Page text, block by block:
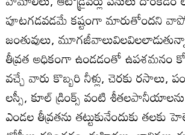
పూటగడవడమే కష్టంగా మారుతోందని
జంతువులు,
తీవ్రత అధికంగా ఉండడంతో ఉపశమనం
వచ్చే వారు కొబ్బరి నీళ్లు, చెరకు రసాలు,
లస్సీ, కూల్‌ డ్రింక్స్‌ వంటి శీతలపానీయాలను
ఎండల తీవ్రతను తట్టుకునేందుకు తలకు